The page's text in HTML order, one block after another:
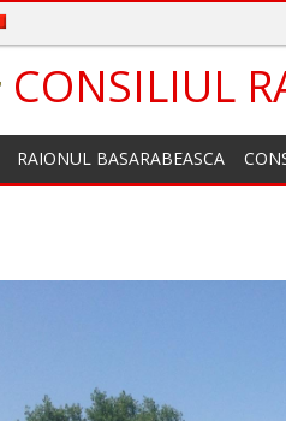
CONSILIUL
RAIONUL BASARABEASCA